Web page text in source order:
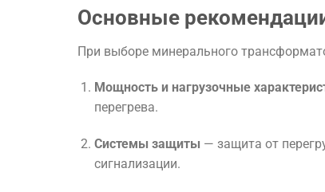
Основные
При выборе минерального
Мощность и нагрузочные
перегрева.
Системы защиты — защита от
сигнализации.